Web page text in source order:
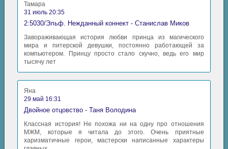
Тамара
31 июль 20:35
2:5030/Эльф. Нежданный коннект - Станислав Миков
Завораживающая история любви принца из магического
мира и питерской девушки, постоянно работающей за
компьютером. Принцу просто стало скучно, ведь его мир
тысячу лет
Яна
29 май 16:31
Двойное отцовство - Таня Володина
Классная история! Не похожа ни на одну про отношения
МЖМ, которые я читала до этого. Очень приятные
харизматичные герои, мастерски написанные характеры